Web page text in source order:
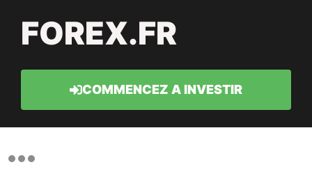
FOREX.FR
COMMENCEZ A INVESTIR